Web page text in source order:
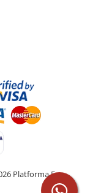
Platforma E-